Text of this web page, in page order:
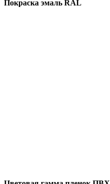
Покраска эмаль RAL